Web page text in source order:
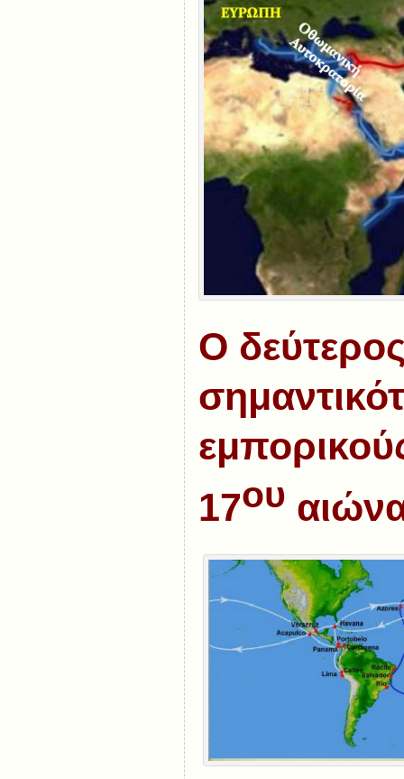
Ο
17ου